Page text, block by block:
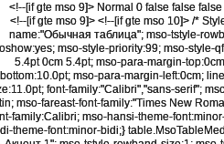
<!--[if gte mso 9]> Normal 0 false false
<!--[if gte mso 9]> <!--[if gte mso 10]> /*
name:"Обычная таблица"; mso-tstyle-
mso-style-priority:99; mso-style-
5.4pt 0cm 5.4pt; mso-para-margin-
bottom:10.0pt; mso-para-margin-left:0cm;
font-family:"Calibri","sans-serif";
mso-fareast-font-family:"Times New
family:Calibri; mso-hansi-theme-
theme-font:minor-bidi;}